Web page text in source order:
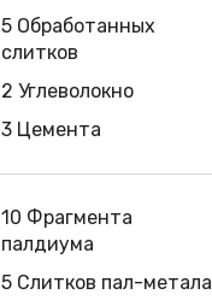
5 Обработанных
слитков
2 Углеволокно
3 Цемента
10 Фрагмента
палдиума
5 Слитков пал-метала